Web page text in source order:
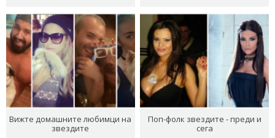
Вижте домашните любимци на
звездите
Поп-фолк звездите - преди и
сега